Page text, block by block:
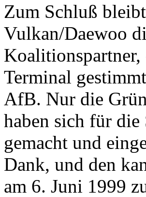
Zum Schluß
Vulkan/Daewoo
Terminal
AfB. Nur die
haben sich für die
gemacht und
Dank, und den
am 6. Juni 1999